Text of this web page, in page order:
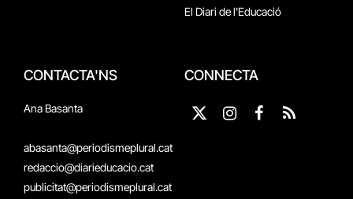
El Diari de l'Educació
CONTACTA'NS
Ana Basanta
abasanta@periodismeplural.cat
redaccio@diarieducacio.cat
publicitat@periodismeplural.cat
CONNECTA
X
Instagram
Facebook
RSS